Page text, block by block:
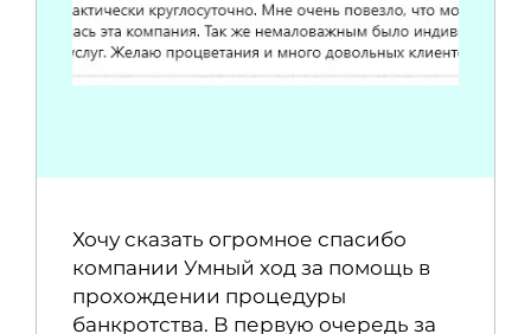
Хочу сказать огромное спасибо
компании Умный ход за помощь в
прохождении процедуры
банкротства. В первую очередь за